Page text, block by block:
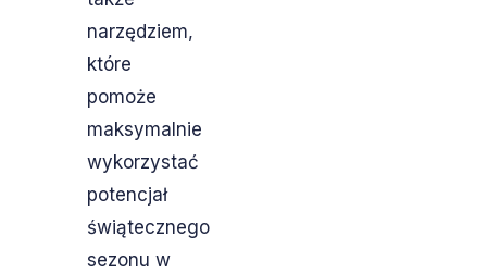
narzędziem,
które
pomoże
maksymalnie
wykorzystać
potencjał
świątecznego
sezonu w